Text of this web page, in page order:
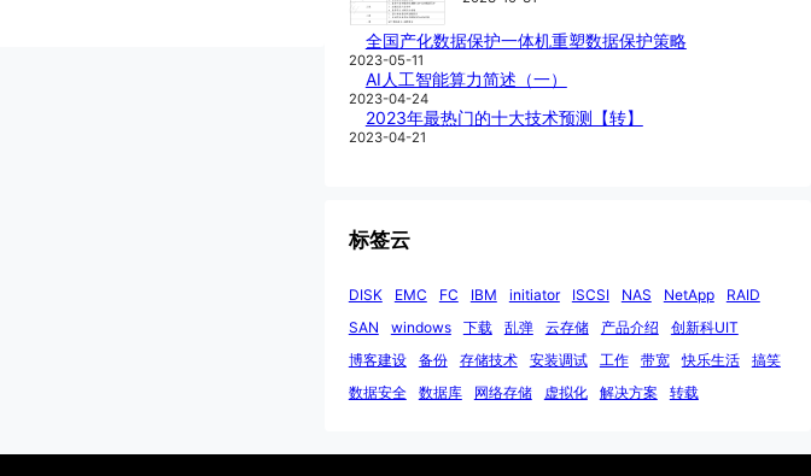
全国产化数据保护一体机重塑数据保护策略
2023-05-11
AI人工智能算力简述（一）
2023-04-24
2023年最热门的十大技术预测【转】
2023-04-21
标签云
DISK EMC FC IBM initiator ISCSI NAS NetApp
RAID
SAN
windows 下载 乱弹 云存储 产品介绍
创新科UIT
博客建设
备份 存储技术 安装调试 工作 带宽 快乐生活
搞笑
数据安全
数据库 网络存储 虚拟化 解决方案 转载